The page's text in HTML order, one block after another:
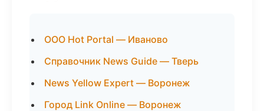
ООО Hot Portal — Иваново
Справочник News Guide — Тверь
News Yellow Expert — Воронеж
Город Link Online — Воронеж